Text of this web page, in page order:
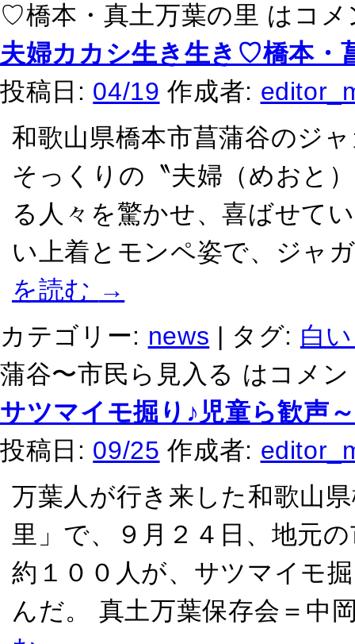
♡橋本・真土万葉の里 は コ
夫婦カカシ生き生き♡橋本・
投稿日: 04/19 作成者:
和歌山県橋本市菖蒲谷のジ
そっくりの〝夫婦（めおと
る人々を驚かせ、喜ばせて
い上着とモンペ姿で、ジャ
を読む →
カテゴリー: news | タグ: 白
蒲谷〜市民ら見入る は コメ
サツマイモ掘り♪児童ら歓声
投稿日: 09/25 作成者:
万葉人が行き来した和歌山
里」で、９月２４日、地元
約１００人が、サツマイモ
んだ。 真土万葉保存会＝